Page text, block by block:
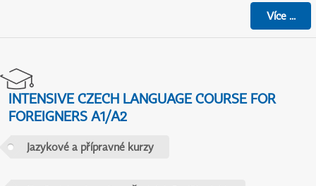
Více...
INTENSIVE CZECH LANGUAGE COURSE FOR
FOREIGNERS A1/A2
Jazykové a přípravné kurzy